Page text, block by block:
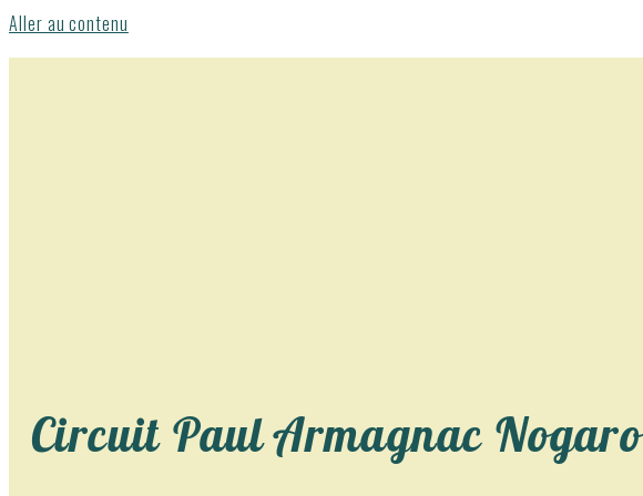
Aller au contenu
Circuit Paul Armagnac Nogaro